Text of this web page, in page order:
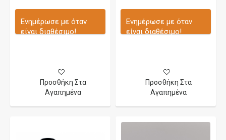
Ενημέρωσε με όταν
είναι διαθέσιμο!
Προσθήκη Στα
Αγαπημένα
Ενημέρωσε με όταν
είναι διαθέσιμο!
Προσθήκη Στα
Αγαπημένα